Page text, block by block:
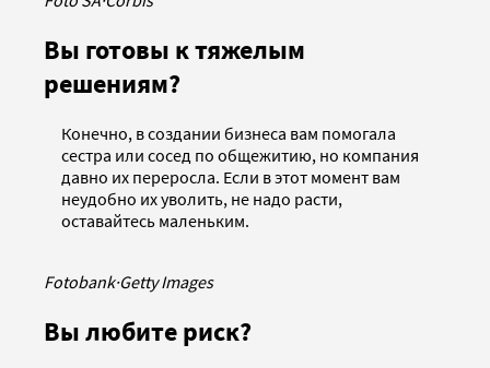
Вы готовы к тяжелым
решениям?
Конечно, в создании бизнеса вам помогала
сестра или сосед по общежитию, но компания
давно их переросла. Если в этот момент вам
неудобно их уволить, не надо расти,
оставайтесь маленьким.
Fotobank·Getty Images
Вы любите риск?